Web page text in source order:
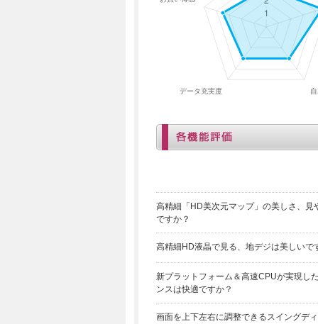
高精細「HD美次元マップ」の美しさ、見
ですか？
高精細HD液晶で見る、地デジは美しいで
新プラットフォーム＆高速CPUが実現し
ンスは快適ですか？
画面を上下左右に調整できるスイングデ